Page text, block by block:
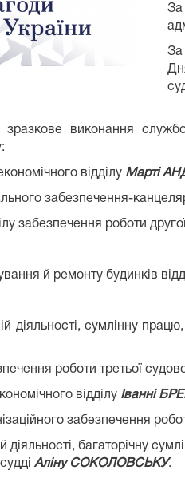
За
виконання
відділу Марті
забезпечення-
забезпечення роботи
й ремонту будинків
діяльності, сумлінну
роботи третьої
відділу Іванні
забезпечення
діяльності, багаторічну
Аліну СОКОЛОВСЬКУ.